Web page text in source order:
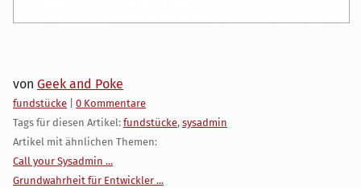
von Geek and Poke
Kategorien:
fundstücke
0 Kommentare
Tags für diesen Artikel: fundstücke, sysadmin
Artikel mit ähnlichen Themen:
Call your Sysadmin ...
Grundwahrheit für Entwickler ...